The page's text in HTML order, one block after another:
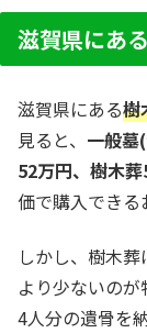
方など、お墓探し
滋賀県にあ
滋賀県にある樹
見ると、 一般墓
52万円、樹木
価で購入できる
しかし、樹木
より少ないのが
4人分の遺骨を